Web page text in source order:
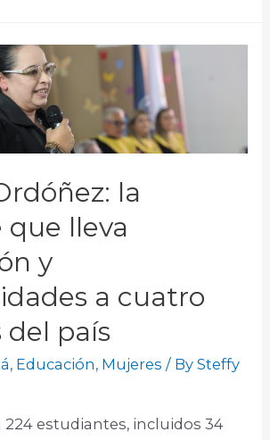
la
lleva
y
a cuatro
del país
, Educación, Mujeres / BySteffy
224 estudiantes, incluidos 34